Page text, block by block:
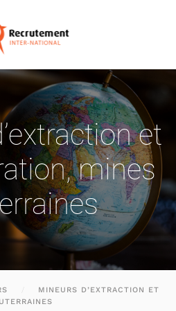
et
mines
MINEURS D’EXTRACTION ET